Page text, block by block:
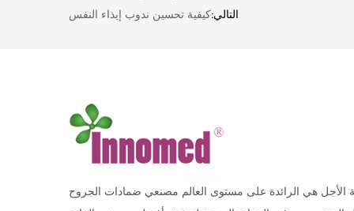
التالي:كيفية تحسين ندوب إيذاء النفس
الأجل هي الرائدة على مستوى العالم مصنعي ضمادات الجروح